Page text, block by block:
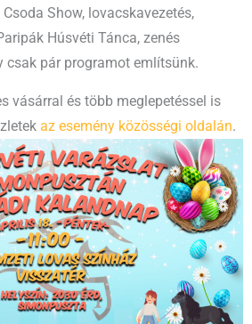
Show, lovacskavezetés,
Húsvéti Tánca, zenés
csak pár programot említsünk.
vásárral és több meglepetéssel is
az esemény közösségi oldalán.